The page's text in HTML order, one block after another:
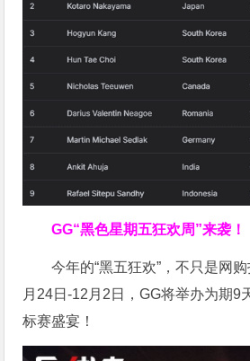
GG“黑色星期五狂欢周”来袭！
今年的“黑五狂欢”，不只是网
月24日-12月2日，GG将举办为期9
标赛盛宴！